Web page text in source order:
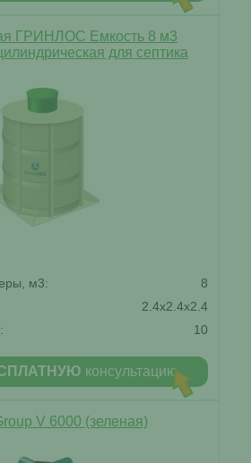
ГРИНЛОС Емкость 8 м3
для септика
м3:
8
2.4x2.4x2.4
10
консультацию
V 6000 (зеленая)